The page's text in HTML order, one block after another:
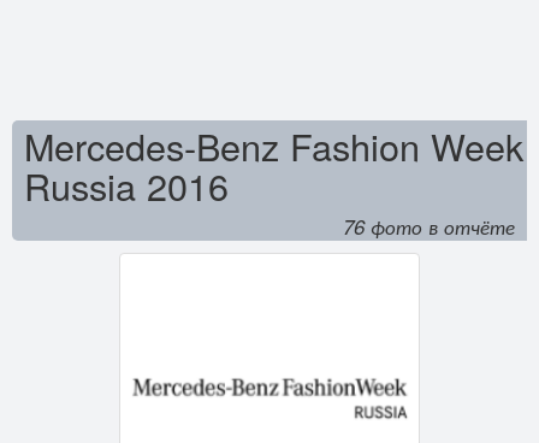
Mercedes-Benz Fashion Week
Russia 2016
76 фото в отчёте